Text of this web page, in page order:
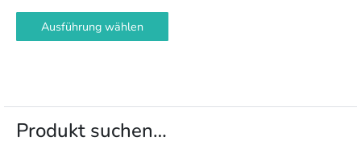
Ausführung wählen
Produkt suchen…